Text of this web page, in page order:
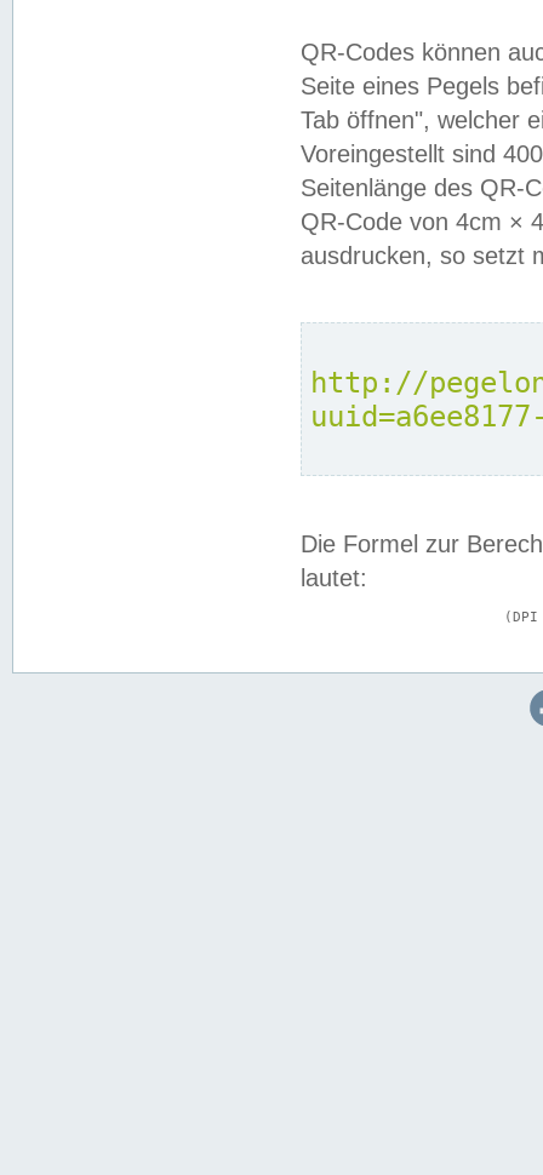
QR-Codes können
Seite eines Pegels
Tab öffnen", welcher
Voreingestellt sind
Seitenlänge des QR-
QR-Code von 4cm ×
ausdrucken, so setzt
http://
Die Formel zur
lautet: